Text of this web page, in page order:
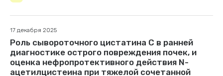
17 декабря 2025
Роль сывороточного цистатина С в ранней
диагностике острого повреждения почек, и
оценка нефропротективного действия N-
ацетилцистеина при тяжелой сочетанной